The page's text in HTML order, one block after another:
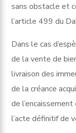
sans obstacle et
l’article 499 du
Dans le cas
de la vente de
livraison des
de la créance
de
l’acte définitif de